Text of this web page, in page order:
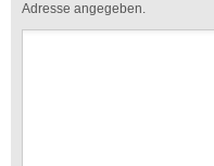
Adresse angegeben.